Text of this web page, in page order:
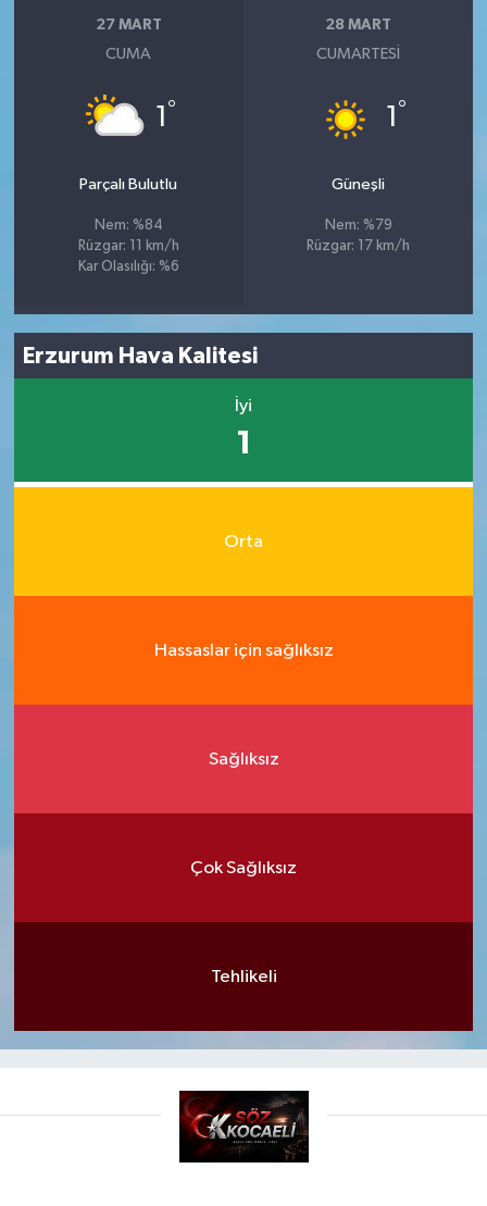
27 MART
CUMA
1 °
Parçalı Bulutlu
Nem: %84
Rüzgar: 11 km/h
Kar Olasılığı: %6
28 MART
CUMARTESI
1 °
Güneşli
Nem: %79
Rüzgar: 17 km/h
Erzurum Hava Kalitesi
İyi
1
Orta
Hassaslar için sağlıksız
Sağlıksız
Çok Sağlıksız
Tehlikeli